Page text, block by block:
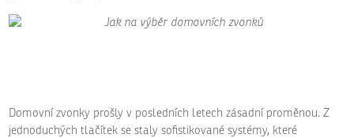
Domovní zvonky prošly v posledních letech zásadní proměnou. Z
jednoduchých tlačítek se staly sofistikované systémy, které